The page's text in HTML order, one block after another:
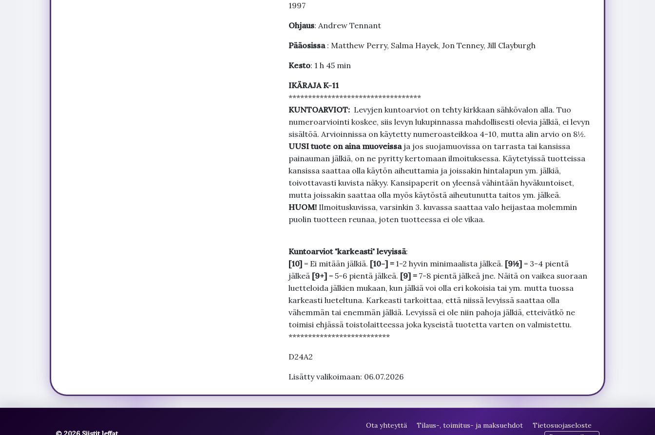
1997
Ohjaus: Andrew Tennant
Pääosissa : Matthew Perry, Salma Hayek, Jon Tenney, Jill Clayburgh
Kesto: 1 h 45 min
IKÄRAJA K-11
**********************************
KUNTOARVIOT: Levyjen kuntoarviot on tehty kirkkaan sähkövalon alla. Tuo
numeroarviointi koskee, siis levyn lukupinnassa mahdollisesti olevia jälkiä, ei levyn
sisältöä. Arvioinnissa on käytetty numeroasteikkoa 4-10, mutta alin arvio on 8½.
UUSI tuote on aina muoveissa ja jos suojamuovissa on tarrasta tai kansissa
painauman jälkiä, on ne pyritty kertomaan ilmoituksessa. Käytetyissä tuotteissa
kansissa saattaa olla käytön aiheuttamia ja joissakin hintalapun ym. jälkiä,
toivottavasti kuvista näkyy. Kansipaperit on yleensä vähintään hyväkuntoiset,
mutta joissakin saattaa olla myös käytöstä aiheutunutta taitos ym. jälkeä.
HUOM!Ilmoituskuvissa, varsinkin 3. kuvassa saattaa valo heijastaa molemmin
puolin tuotteen reunaa, joten tuotteessa ei ole vikaa.
Kuntoarviot "karkeasti" levyissä:
[10]= Ei mitään jälkiä. [10-] = 1-2 hyvin minimaalista jälkeä. [9½]= 3-4 pientä
jälkeä [9+]= 5-6 pientä jälkeä. [9] = 7-8 pientä jälkeä jne. Näitä on vaikea suoraan
luetteloida jälkien mukaan, kun jälkiä voi olla eri kokoisia tai ym. mutta tuossa
karkeasti lueteltuna. Karkeasti tarkoittaa, että niissä levyissä saattaa olla
vähemmän tai enemmän jälkiä. Levyissä ei ole niin pahoja jälkiä, etteivätkö ne
toimisi ehjässä toistolaitteessa joka kyseistä tuotetta varten on valmistettu.
**************************
D24A2
Lisätty valikoimaan: 06.07.2026
Ota yhteyttä Tilaus-, toimitus- ja maksuehdot
Tietosuojaseloste